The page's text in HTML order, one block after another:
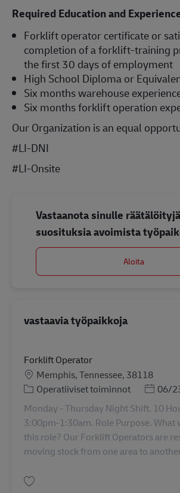
Required Education and
Forklift operator certificate or
completion of a forklift-training
the first 30 days of employment
High School Diploma or
Six months warehouse
Six months forklift operation
Our Organization is an equal
#LI-DNI
#LI-Onsite
Vastaanota sinulle räätälöityjä
suosituksia avoimista
Aloita
vastaavia työpaikkoja
Forklift Operator
SijaintiMemphis, Tennessee, 38118
Tehtäväalue
Operatiiviset toiminnot Posted
06/
Monday - Thursday Night Shift. 10
3:00pm-1:30am. Role Purpose. What
this role? Our Forklift Operators are
moving stock from one area to